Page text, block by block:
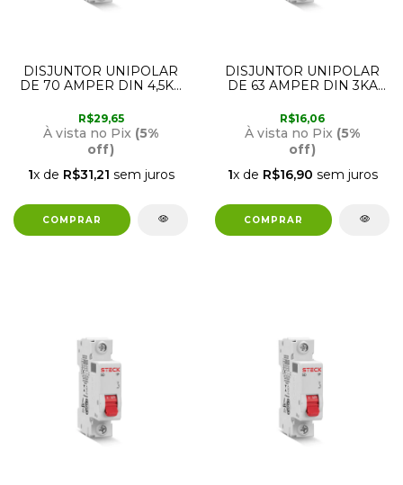
DISJUNTOR UNIPOLAR
DE 70 AMPER DIN 4,5KA
R$29,65
À vista no Pix (5%
off)
1x de R$31,21 sem juros
DISJUNTOR UNIPOLAR
DE 63 AMPER DIN 3KA
R$16,06
À vista no Pix (5%
off)
1x de R$16,90 sem juros